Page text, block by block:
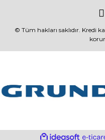
© Tüm hakları saklıdır. Kredi
ideasoft